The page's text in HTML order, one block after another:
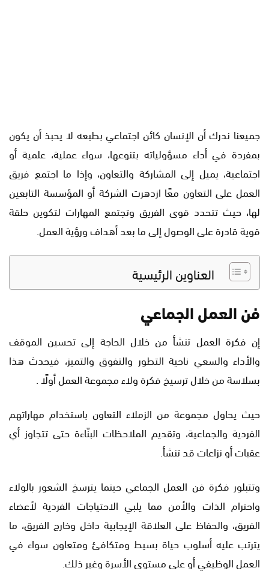
جميعنا ندرك أن الإنسان كائن اجتماعي بطبعه لا يحبذ أن يكون
بمفردة في أداء مسؤولياته بتنوعها، سواء عملية، علمية أو
اجتماعية، يميل إلى المشاركة والتعاون، وإذا ما اجتمع فريق
العمل على التعاون معًا ازدهرت الشركة أو المؤسسة التابعين
لها، حيث تتحدد قوى الفريق وتجتمع المهارات لتكوين حلقة
قوية قادرة على الوصول إلى ما بعد أهداف ورؤية العمل.
العناوين الرئيسية
فن العمل الجماعي
إن فكرة العمل تنشأ من خلال الحاجة إلى تحسين الموقف
والأداء والسعي ناحية التطور والتفوق والتميز، فيحدث هذا
بسلاسة من خلال ترسيخ فكرة ولاء مجموعة العمل أولًا .
حيث يحاول مجموعة من الزملاء التعاون باستخدام مهاراتهم
الفردية والجماعية، وتقديم الملاحظات البنّاءة حتى تتجاوز أي
عقبات أو نزاعات قد تنشأ.
وتتبلور فكرة فن العمل الجماعي حينما يترسخ الشعور بالولاء
واحترام الذات والأمن مما يلبي الاحتياجات الفردية لأعضاء
الفريق، والحفاظ على العلاقة الإيجابية داخل وخارج الفريق، ما
يترتب عليه أسلوب حياة بسيط ومتكافئ ومتعاون سواء في
العمل الوظيفي أو على مستوى الأسرة وغير ذلك.